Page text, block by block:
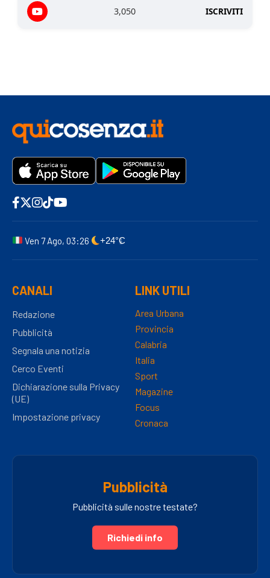
3,050 ISCRIVITI
Ven 7 Ago, 03:26 +24°C
CANALI
Redazione
Pubblicità
Segnala una notizia
Cerco Eventi
Dichiarazione sulla Privacy
(UE)
Impostazione privacy
LINK UTILI
Area Urbana
Provincia
Calabria
Italia
Sport
Magazine
Focus
Cronaca
Pubblicità
Pubblicità sulle nostre testate?
Richiedi info